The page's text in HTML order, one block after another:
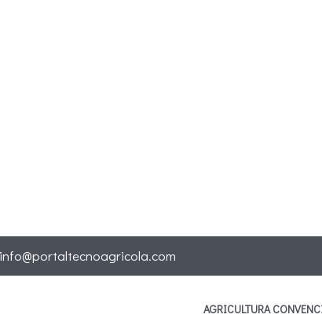
info@portaltecnoagricola.com
AGRICULTURA